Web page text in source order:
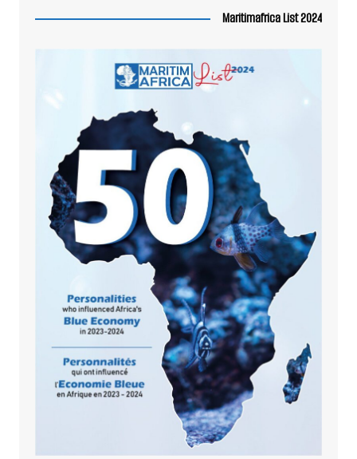
Maritimafrica List 2024